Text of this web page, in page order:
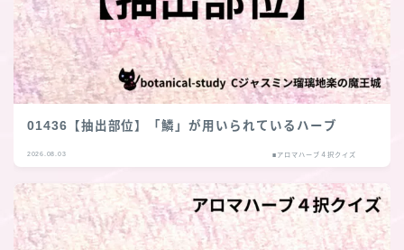
01436【抽出部位】「鱗」が用いられているハーブ
2026.08.03 ■アロマハーブ４択クイズ